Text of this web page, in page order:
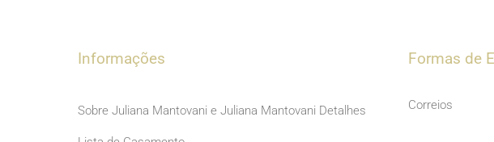
b
o
a
r
Informações
Sobre Juliana Mantovani e Juliana Mantovani Detalhes
Formas de
Correios